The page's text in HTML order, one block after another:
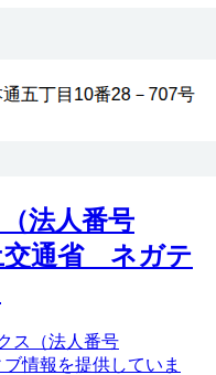
法人番号
交通省 ネガテ
ス（法人番号
ブ情報を提供していま